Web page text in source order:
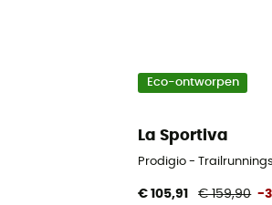
Eco-ontworpen
La Sportiva
Prodigio -
€ 105,91 € 159,90 -